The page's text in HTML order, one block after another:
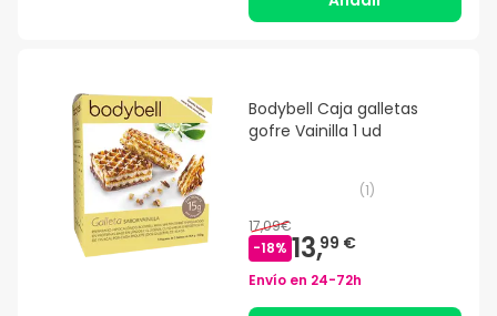
Bodybell Caja galletas
gofre Vainilla 1 ud
(1)
17,09€
-18% 13,99 €
Envío en 24-72h